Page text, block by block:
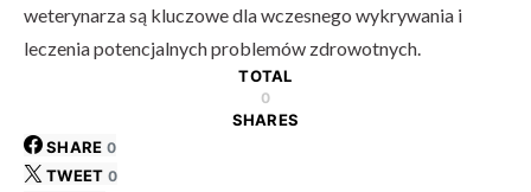
weterynarza są kluczowe dla wczesnego wykrywania i
leczenia potencjalnych problemów zdrowotnych.
TOTAL
0
SHARES
SHARE 0
TWEET 0